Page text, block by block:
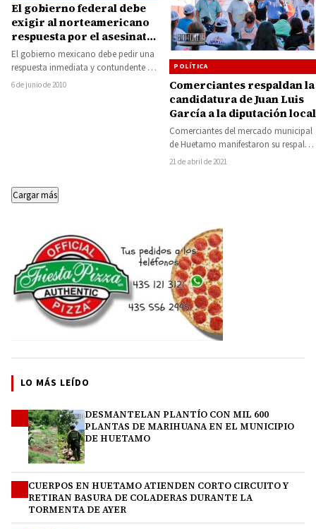
El gobierno federal debe
exigir al norteamericano
respuesta por el asesinato
de Anastasio: Báez Ceja
El gobierno mexicano debe pedir una
respuesta inmediata y contundente a
la investigación del asesinato del
6 de junio de 2010
POLÍTICA
Comerciantes respaldan la
candidatura de Juan Luis
García a la diputación local
Comerciantes del mercado municipal
de Huetamo manifestaron su respaldo
al candidato del Equipo por
21 de abril de 2021
Cargar más
LO MÁS LEÍDO
DESMANTELAN PLANTÍO CON MIL 600
PLANTAS DE MARIHUANA EN EL MUNICIPIO
DE HUETAMO
CUERPOS EN HUETAMO ATIENDEN CORTO CIRCUITO Y
RETIRAN BASURA DE COLADERAS DURANTE LA
TORMENTA DE AYER